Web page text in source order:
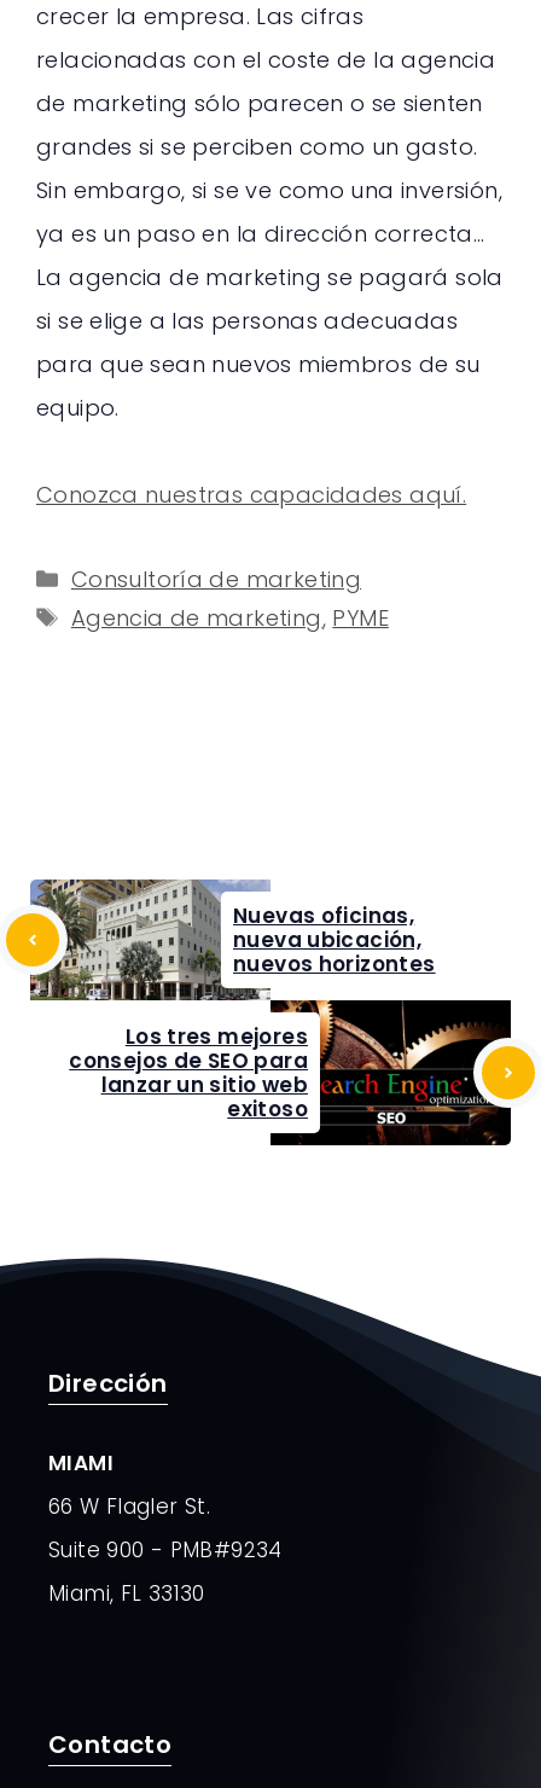
crecer la empresa. Las cifras
relacionadas con el coste de la agencia
de marketing sólo parecen o se sienten
grandes si se perciben como un gasto.
Sin embargo, si se ve como una inversión,
ya es un paso en la dirección correcta…
La agencia de marketing se pagará sola
si se elige a las personas adecuadas
para que sean nuevos miembros de su
equipo.
Conozca nuestras capacidades aquí.
Categorías
Consultoría de marketing
Etiquetas
Agencia de marketing, PYME
Nuevas oficinas,
nueva ubicación,
nuevos horizontes
Los tres mejores
consejos de SEO para
lanzar un sitio web
exitoso
Dirección
MIAMI
66 W Flagler St.
Suite 900 - PMB#9234
Miami, FL 33130
Contacto